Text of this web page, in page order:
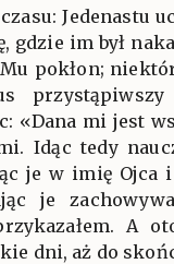
Jedenastu
gdzie im był
pokłon;
«Dana mi jest
Idąc tedy
je w imię Ojca
je
A
dni, aż do